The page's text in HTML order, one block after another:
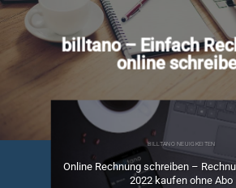
billtano – Einfach
online
BILLTANO NEUIGKEITEN
Online Rechnung schreiben –
2022 kaufen ohne Abo